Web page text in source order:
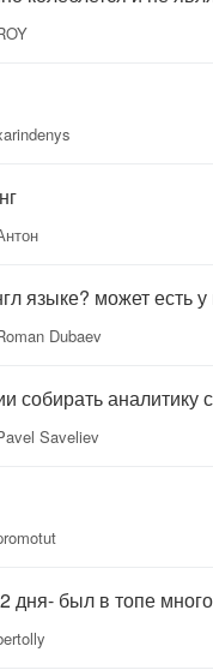
языке? может есть
Dubaev
аналитику
Saveliev
дня- был в топе